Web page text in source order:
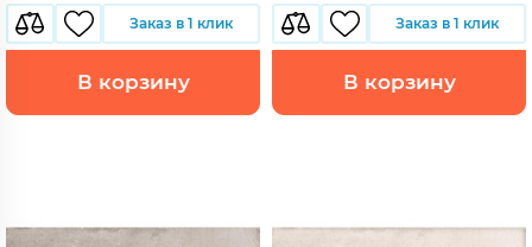
Заказ в 1 клик
В корзину
Заказ в 1 клик
В корзину